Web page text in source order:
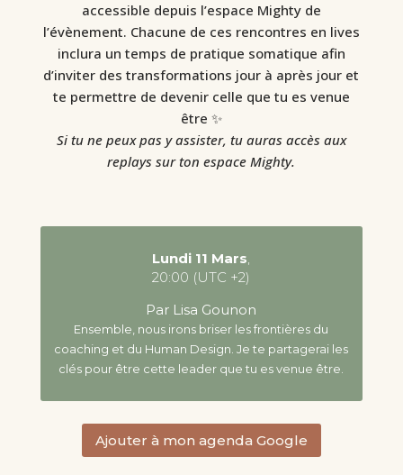
accessible depuis l’espace Mighty de
l’évènement. Chacune de ces rencontres en lives
inclura un temps de pratique somatique afin
d’inviter des transformations jour à après jour et
te permettre de devenir celle que tu es venue
être ✨
Si tu ne peux pas y assister, tu auras accès aux
replays sur ton espace Mighty.
Lundi 11 Mars,
20:00 (UTC +2)
Par Lisa Gounon
Ensemble, nous irons briser les frontières du
coaching et du Human Design. Je te partagerai les
clés pour être cette leader que tu es venue être.
Ajouter à mon agenda Google